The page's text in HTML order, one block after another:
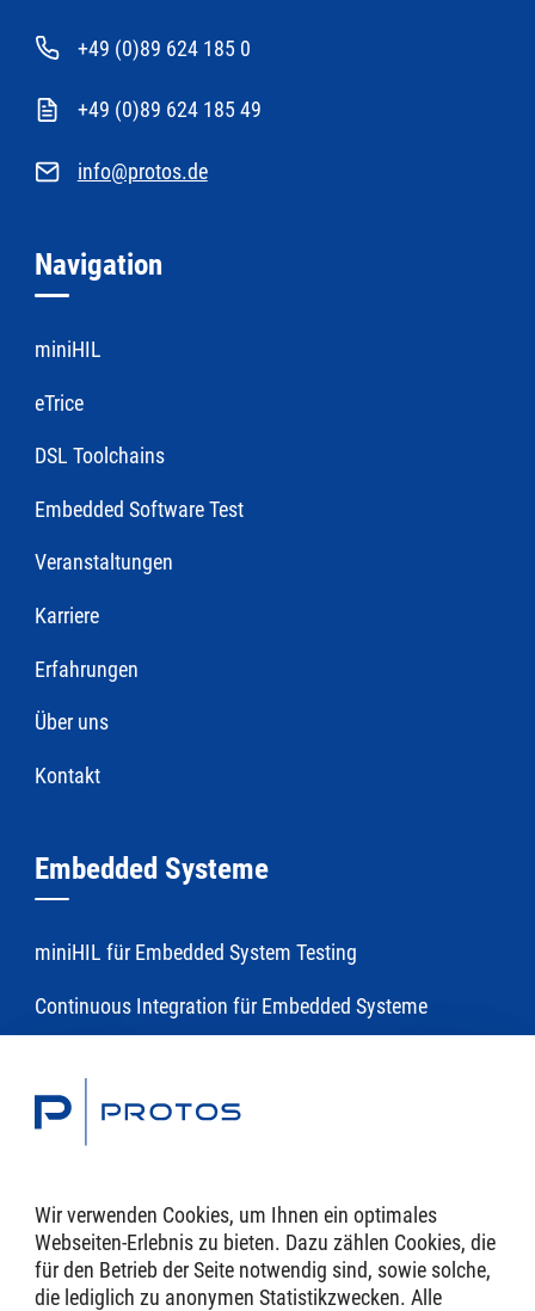
+49 (0)89 624 185 0
+49 (0)89 624 185 49
info@protos.de
Navigation
miniHIL
eTrice
DSL Toolchains
Embedded Software Test
Veranstaltungen
Karriere
Erfahrungen
Über uns
Kontakt
Embedded Systeme
miniHIL für Embedded System Testing
Continuous Integration für Embedded Systeme
Toolchains
mit eTrice
Domänenspezifische Sprachen und Tools
Wir verwenden Cookies, um Ihnen ein optimales
Webseiten-Erlebnis zu bieten. Dazu zählen Cookies, die
für den Betrieb der Seite notwendig sind, sowie solche,
die lediglich zu anonymen Statistik­zwecken. Alle